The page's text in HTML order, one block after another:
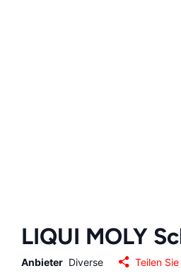
LIQUI MOLY
Anbieter Diverse Teilen Sie